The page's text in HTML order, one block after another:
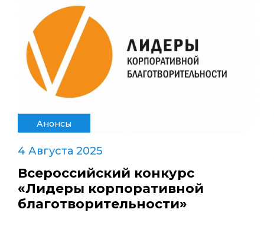
Анонсы
4 Августа 2025
Всероссийский конкурс
«Лидеры корпоративной
благотворительности»